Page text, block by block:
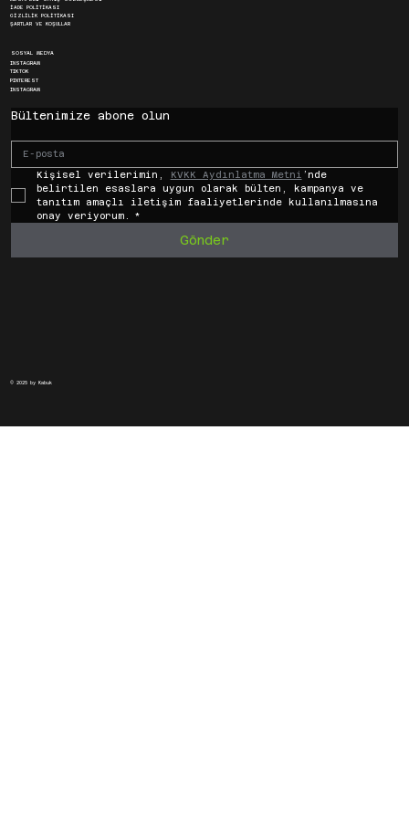
İADE POLİTİKASI
GİZLİLİK POLİTİKASI
ŞARTLAR VE KOŞULLAR
SOSYAL MEDYA
INSTAGRAM
TIKTOK
PINTEREST
INSTAGRAM
© 2025 by Kabuk
Bültenimize abone olun
Kişisel verilerimin, KVKK Aydınlatma Metni ’nde
belirtilen esaslara uygun olarak bülten, kampanya ve
tanıtım amaçlı iletişim faaliyetlerinde kullanılmasına
onay veriyorum.
*
Gönder